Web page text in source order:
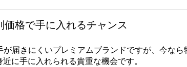
格で手に入れるチャンス
届きにくいプレミアムブランドですが、今な
に手に入れられる貴重な機会です。